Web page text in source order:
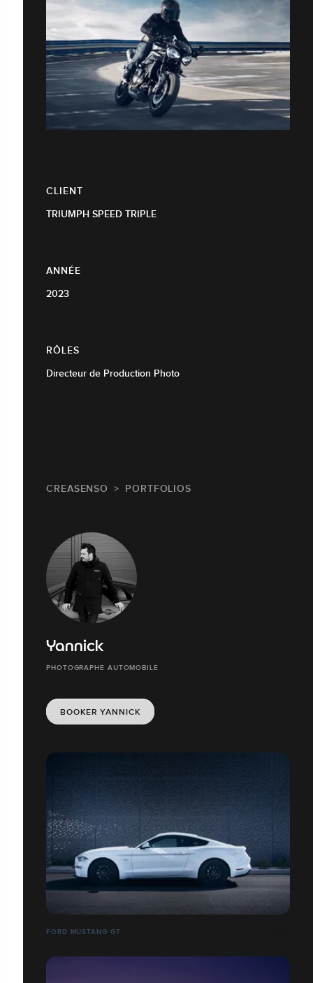
CLIENT
TRIUMPH SPEED TRIPLE
ANNÉE
2023
RÔLES
Directeur de Production Photo
CREASENSO PORTFOLIOS
Yannick
PHOTOGRAPHE AUTOMOBILE
BOOKER YANNICK
FORD MUSTANG GT